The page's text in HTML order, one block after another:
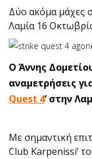
Δύο ακόμα μάχες
Λαμία 16
Ο Άννης
αναμετρήσεις
Quest 4’ στην
Με σημαντική
Club Karpenissi’